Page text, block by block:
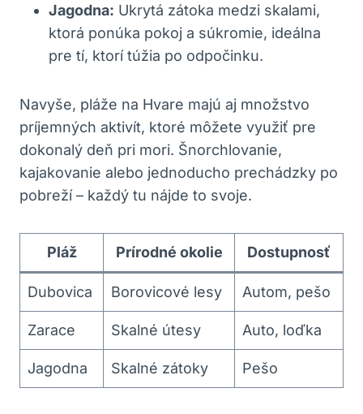
Jagodna: Ukrytá zátoka medzi skalami,
ktorá ponúka pokoj a súkromie, ideálna
pre tí, ktorí túžia po odpočinku.
Navyše, pláže na Hvare majú aj množstvo
príjemných aktivít, ktoré môžete využiť pre
dokonalý deň pri mori. Šnorchlovanie,
kajakovanie alebo jednoducho prechádzky po
pobreží – každý tu nájde to svoje.
Pláž Prírodné okolie Dostupnosť
Dubovica Borovicové lesy Autom, pešo
Zarace Skalné útesy Auto, loďka
Jagodna Skalné zátoky Pešo